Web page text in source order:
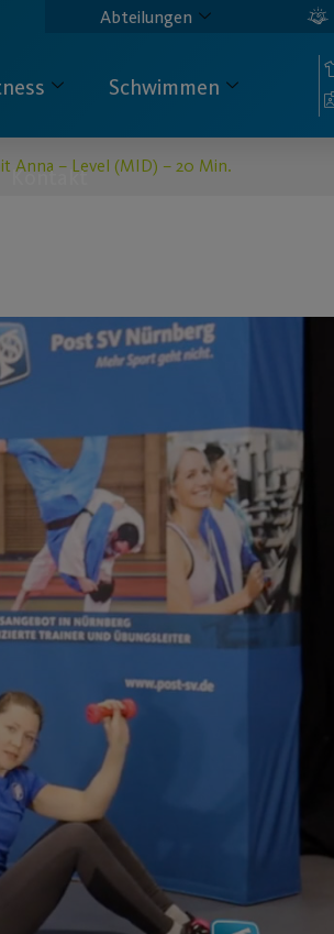
Abteilungen
Schwimmen
Kontakt
Anna – Level (MID) – 20 Min.